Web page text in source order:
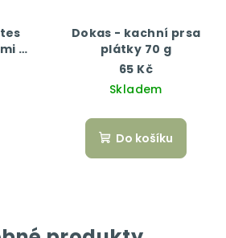
a
Dokas - kachní prsa
plátky 70 g
65 Kč
Skladem
Do košíku